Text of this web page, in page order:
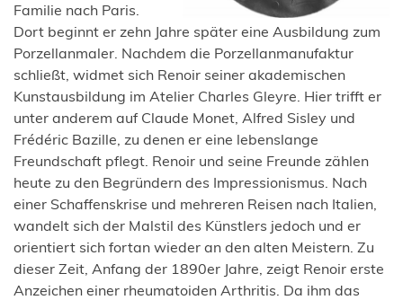
Familie nach Paris.
Dort beginnt er zehn Jahre später eine Ausbildung zum
Porzellanmaler. Nachdem die Porzellanmanufaktur
schließt, widmet sich Renoir seiner akademischen
Kunstausbildung im Atelier Charles Gleyre. Hier trifft er
unter anderem auf Claude Monet, Alfred Sisley und
Frédéric Bazille, zu denen er eine lebenslange
Freundschaft pflegt. Renoir und seine Freunde zählen
heute zu den Begründern des Impressionismus. Nach
einer Schaffenskrise und mehreren Reisen nach Italien,
wandelt sich der Malstil des Künstlers jedoch und er
orientiert sich fortan wieder an den alten Meistern. Zu
dieser Zeit, Anfang der 1890er Jahre, zeigt Renoir erste
Anzeichen einer rheumatoiden Arthritis. Da ihm das